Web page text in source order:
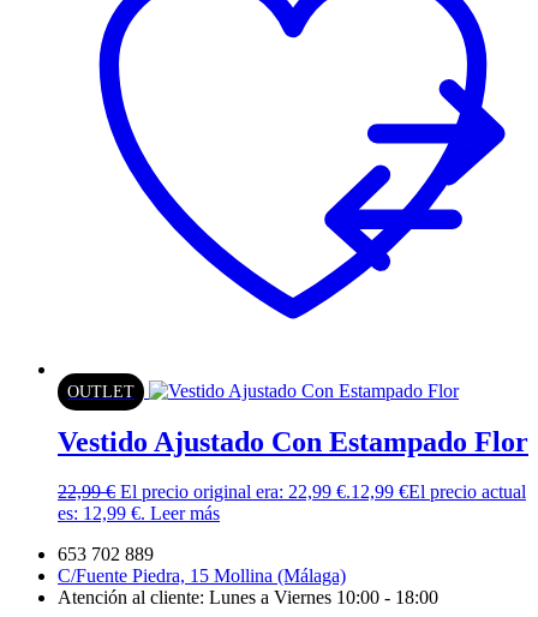
OUTLET
Vestido Ajustado Con Estampado Flor
22,99€ El precio original era: 22,99 €.12,99 €El precio actual
es: 12,99 €. Leer más
653 702 889
C/Fuente Piedra, 15 Mollina (Málaga)
Atención al cliente: Lunes a Viernes 10:00 - 18:00